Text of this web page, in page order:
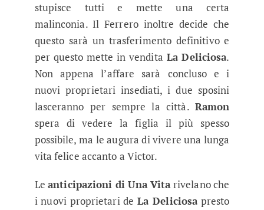
stupisce tutti e mette una certa
malinconia. Il Ferrero inoltre decide che
questo sarà un trasferimento definitivo e
per questo mette in vendita La Deliciosa.
Non appena l’affare sarà concluso e i
nuovi proprietari insediati, i due sposini
lasceranno per sempre la città. Ramon
spera di vedere la figlia il più spesso
possibile, ma le augura di vivere una lunga
vita felice accanto a Victor.
Leanticipazioni di Una Vitarivelano che
i nuovi proprietari deLa Deliciosapresto